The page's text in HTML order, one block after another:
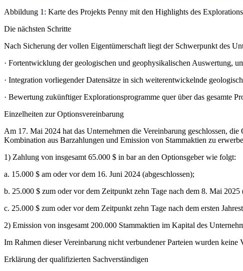
Abbildung 1: Karte des Projekts Penny mit den Highlights des
Die nächsten Schritte
Nach Sicherung der vollen Eigentümerschaft liegt der Schwerpunkt des
· Fortentwicklung der geologischen und geophysikalischen Auswertung,
· Integration vorliegender Datensätze in sich weiterentwickelnde
· Bewertung zukünftiger Explorationsprogramme quer über das gesamte
Einzelheiten zur Optionsvereinbarung
Am 17. Mai 2024 hat das Unternehmen die Vereinbarung geschlossen,
Kombination aus Barzahlungen und Emission von Stammaktien zu
1) Zahlung von insgesamt 65.000 $ in bar an den Optionsgeber wie folgt:
a. 15.000 $ am oder vor dem 16. Juni 2024 (abgeschlossen);
b. 25.000 $ zum oder vor dem Zeitpunkt zehn Tage nach dem 8. Mai
c. 25.000 $ zum oder vor dem Zeitpunkt zehn Tage nach dem ersten
2) Emission von insgesamt 200.000 Stammaktien im Kapital des
Im Rahmen dieser Vereinbarung nicht verbundener Parteien wurden keine
Erklärung der qualifizierten Sachverständigen